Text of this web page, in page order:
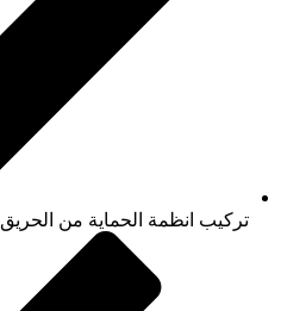
تركيب انظمة الحماية من الحريق